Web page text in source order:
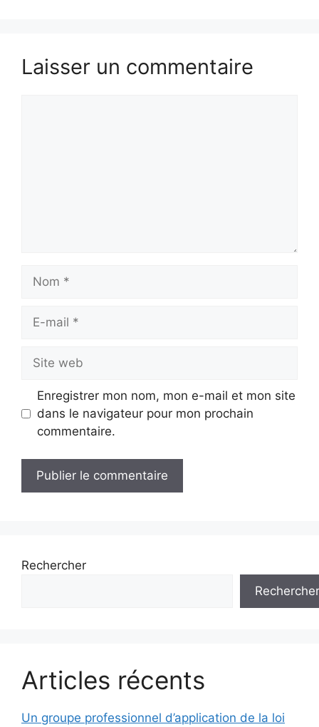
Laisser un commentaire
Nom
Site
web
Enregistrer mon nom, mon e-mail et mon site
dans le navigateur pour mon prochain
commentaire.
Rechercher
Rechercher
Articles récents
Un groupe professionnel d’application de la loi